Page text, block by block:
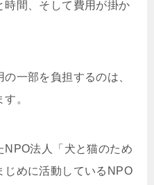
時間、そして費用が掛か
一部を負担するのは、
。
NPO法人「犬と猫のため
じめに活動しているNPO